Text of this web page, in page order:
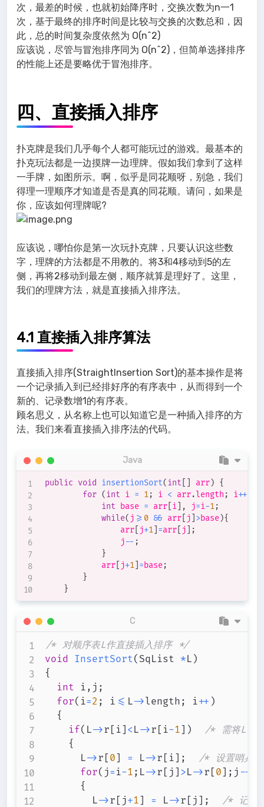
次，最差的时候，也就初始降序时，交换次数为n一1
次，基于最终的排序时间是比较与交换的次数总和，因
此，总的时间复杂度依然为 O(n^2)
应该说，尽管与冒泡排序同为 O(n^2)，但简单选择排序
的性能上还是要略优于冒泡排序。
四、直接插入排序
扑克牌是我们几乎每个人都可能玩过的游戏。最基本的
扑克玩法都是一边摸牌一边理牌。假如我们拿到了这样
一手牌，如图所示。啊，似乎是同花顺呀，别急，我们
得理一理顺序才知道是否是真的同花顺。请问，如果是
你，应该如何理牌呢?
应该说，哪怕你是第一次玩扑克牌，只要认识这些数
字，理牌的方法都是不用教的。将3和4移动到5的左
侧，再将2移动到最左侧，顺序就算是理好了。这里，
我们的理牌方法，就是直接插入排序法。
4.1 直接插入排序算法
直接插入排序(StraightInsertion Sort)的基本操作是将
一个记录插入到已经排好序的有序表中，从而得到一个
新的、记录数增1的有序表。
顾名思义，从名称上也可以知道它是一种插入排序的方
法。我们来看直接插入排序法的代码。
public void insertionSort(int arr) {
for (int i = 1; i < arr.length ; i++
int base = arr i , j=i-1;
while( j >= 0 && arr j >base){
                arr
j+1 =arr j
;
                j
-- ;
}
            arr
j+1 =base;
}
}
Java
/* 对顺序表L作直接插入排序 */
void InsertSort( SqList *L )
{
int i , j ;
for( i=2 ; i <= L->length ; i++ )
{
if( L->r [ i ] <L->r [ i-1 ] )
/* 需将L-
{
			L
->r [ 0 ] = L->r [ i ] ;
/* 设置哨兵
for( j= i-1 ; L->r [ j ] >L->r [ 0 ] ; j --
{
				L
->r [ j+1 ] = L->r [ j ] ;
/* 记录
C